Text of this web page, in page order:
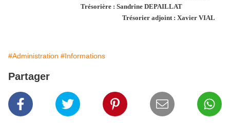
Trésorière : Sandrine DEPAILLAT
Trésorier adjoint : Xavier VIAL
#Administration #Informations
Partager